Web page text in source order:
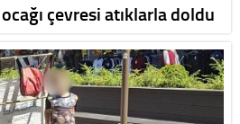
çevresi atıklarla doldu